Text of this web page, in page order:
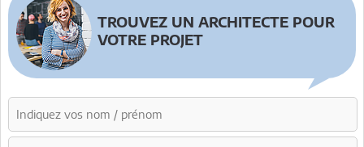
TROUVEZ UN ARCHITECTE POUR
VOTRE PROJET